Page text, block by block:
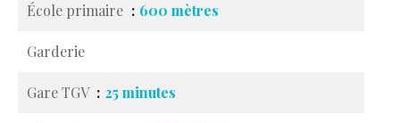
École primaire 600 mètres
Garderie
Gare TGV 25 minutes